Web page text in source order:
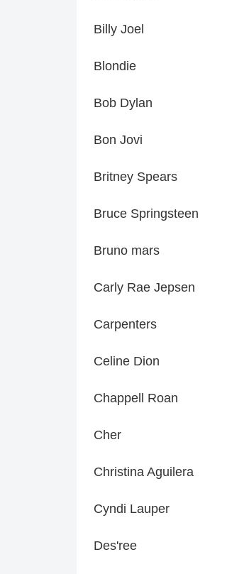
Billy Joel
Blondie
Bob Dylan
Bon Jovi
Britney Spears
Bruce Springsteen
Bruno mars
Carly Rae Jepsen
Carpenters
Celine Dion
Chappell Roan
Cher
Christina Aguilera
Cyndi Lauper
Des'ree